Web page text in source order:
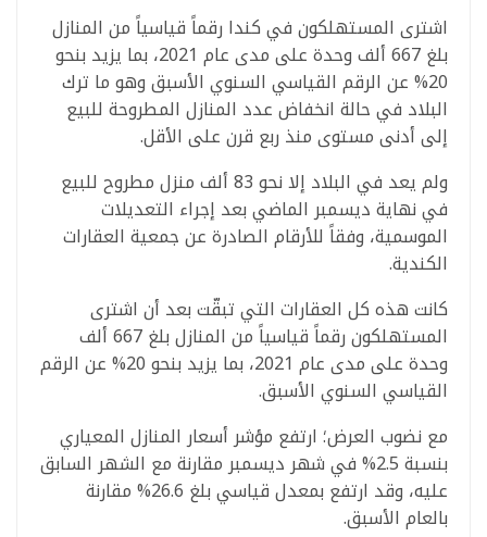
اشترى المستهلكون في كندا رقماً قياسياً من المنازل
بلغ 667 ألف وحدة على مدى عام 2021، بما يزيد بنحو
20% عن الرقم القياسي السنوي الأسبق وهو ما ترك
البلاد في حالة انخفاض عدد المنازل المطروحة للبيع
إلى أدنى مستوى منذ ربع قرن على الأقل.
ولم يعد في البلاد إلا نحو 83 ألف منزل مطروح للبيع
في نهاية ديسمبر الماضي بعد إجراء التعديلات
الموسمية، وفقاً للأرقام الصادرة عن جمعية العقارات
الكندية.
كانت هذه كل العقارات التي تبقّت بعد أن اشترى
المستهلكون رقماً قياسياً من المنازل بلغ 667 ألف
وحدة على مدى عام 2021، بما يزيد بنحو 20% عن الرقم
القياسي السنوي الأسبق.
مع نضوب العرض؛ ارتفع مؤشر أسعار المنازل المعياري
بنسبة 2.5% في شهر ديسمبر مقارنة مع الشهر السابق
عليه، وقد ارتفع بمعدل قياسي بلغ 26.6% مقارنة
بالعام الأسبق.